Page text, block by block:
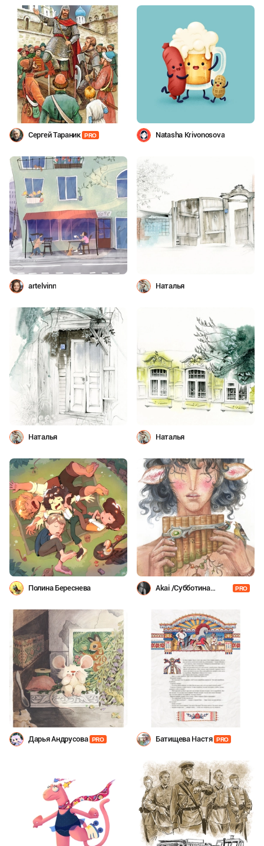
Сергей Тараник PRO Natasha Krivonosova
artelvinn Наталья
Наталья Наталья
Полина Береснева
Akai /Субботина
PRO
Дарья Андрусова PRO Батищева Настя PRO